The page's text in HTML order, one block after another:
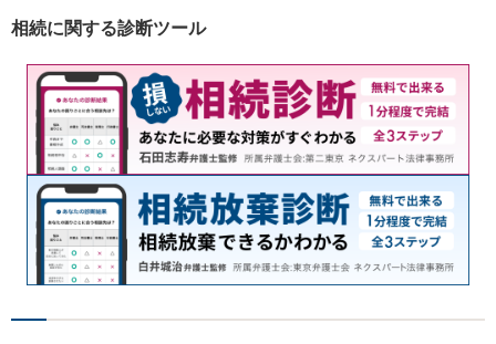
【夜間・休日対応可】
相続に関する診断ツール